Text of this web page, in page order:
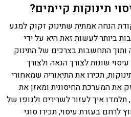
תינוקות קיימים?
הנחה אמתית שתינוק זקוק למגע
ביותר לעשות זאת היא על ידי
התחשבות בצרכים של התינוק.
שונות לצורך הנאה ולצורך
תכירו את התיאוריה שמאחורי
את המערכת החיסונית ומאזן את
איך לעזור לשרירים ולגופו של
לרחם בעזרת עיסוי, תכירו סוגי